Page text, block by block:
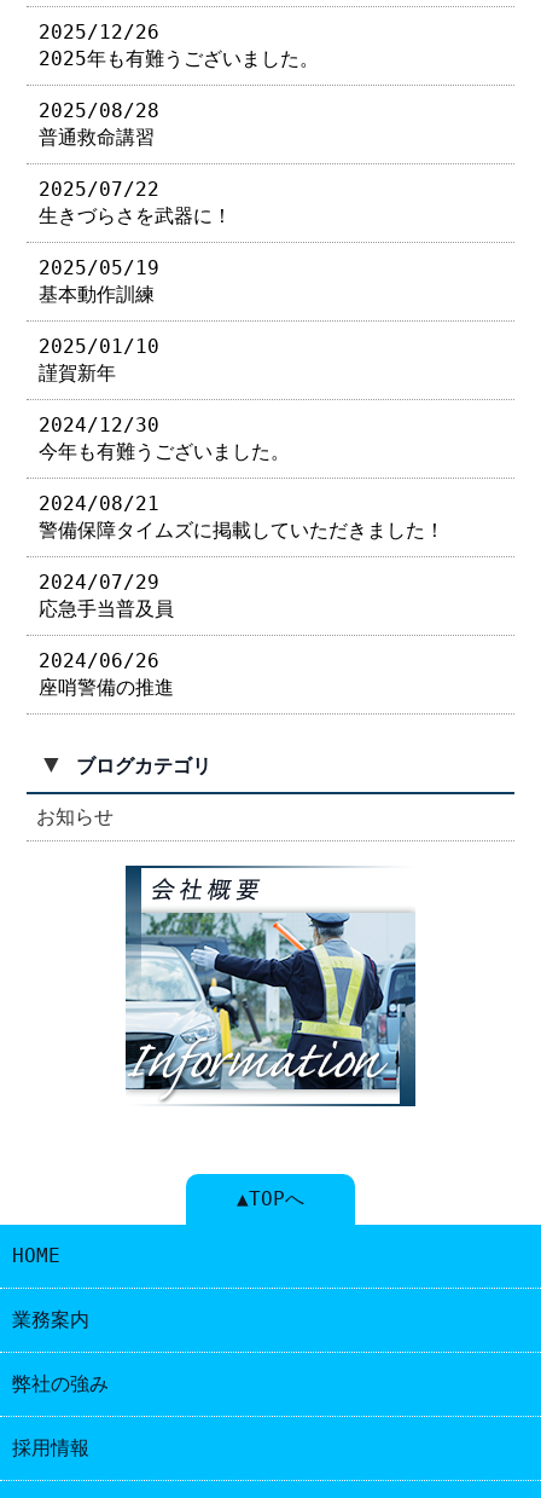
2025/12/26
2025年も有難うございました。
2025/08/28
普通救命講習
2025/07/22
生きづらさを武器に！
2025/05/19
基本動作訓練
2025/01/10
謹賀新年
2024/12/30
今年も有難うございました。
2024/08/21
警備保障タイムズに掲載していただきました！
2024/07/29
応急手当普及員
2024/06/26
座哨警備の推進
▼ ブログカテゴリ
お知らせ
▲TOPへ
HOME
業務案内
弊社の強み
採用情報